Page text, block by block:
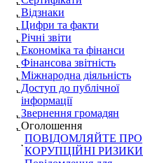
Відзнаки
Цифри та факти
Річні звіти
Економіка та фінанси
Фінансова звітність
Міжнародна діяльність
Доступ до публічної
інформації
Звернення громадян
Оголошення
ПОВІДОМЛЯЙТЕ ПРО
КОРУПЦІЙНІ РИЗИКИ